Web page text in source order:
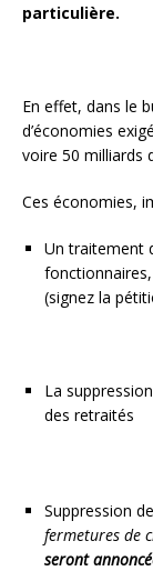
particulière.
En effet, dans le
d’économies
voire 50 milliards
Ces économies,
Un traitement
(signez la
La
des retraités
Suppression
fermetures de
seront